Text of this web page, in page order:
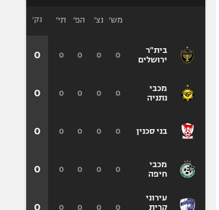
בית"ר
ירושלים
מכבי
נתניה
בני סכנין
מכבי
חיפה
עירוני
קרית
מש׳ נצ׳ הפ׳ תי׳
0
0
0
0
0
0
0
0
0
0
0
0
0
0
0
0
0
0
0
0
נק׳
0
0
0
0
0